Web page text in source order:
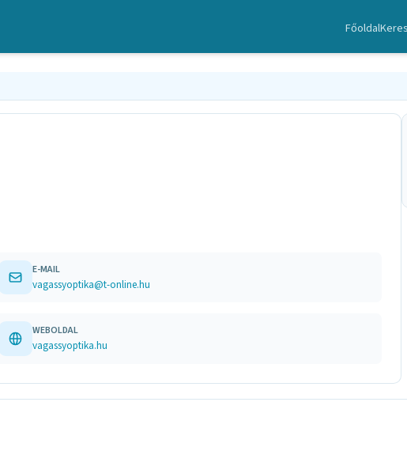
Főoldal
E-MAIL
vagassyoptika@t-online.hu
WEBOLDAL
vagassyoptika.hu